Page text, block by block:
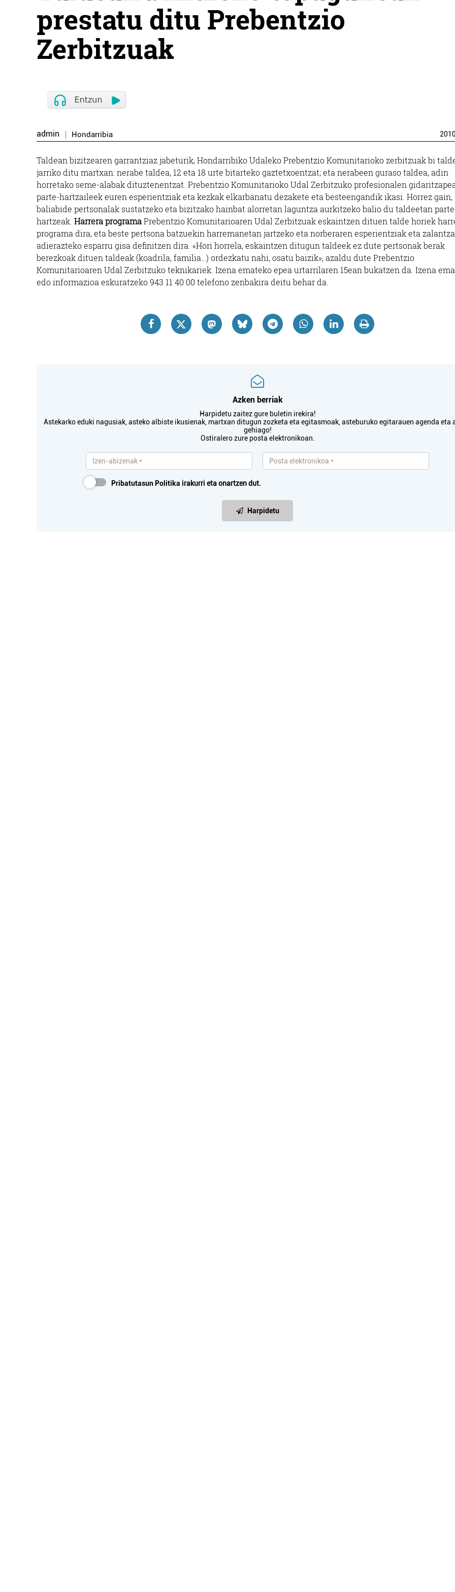
prestatu ditu Prebentzio
Zerbitzuak
admin Hondarribia
Taldean bizitzearen garrantziaz jabeturik, Hondarribiko Udaleko Prebentzio Komunitarioko zerbitzuak bi
jarriko ditu martxan: nerabe taldea, 12 eta 18 urte bitarteko gaztetxoentzat; eta nerabeen guraso taldea, adin
horretako seme-alabak dituztenentzat. Prebentzio Komunitarioko Udal Zerbitzuko profesionalen
parte-hartzaileek euren esperientziak eta kezkak elkarbanatu dezakete eta besteengandik ikasi. Horrez gain,
baliabide pertsonalak sustatzeko eta bizitzako hainbat alorretan laguntza aurkitzeko balio du taldeetan parte
hartzeak. Harrera programaPrebentzio Komunitarioaren Udal Zerbitzuak eskaintzen dituen talde horiek
programa dira, eta beste pertsona batzuekin harremanetan jartzeko eta norberaren esperientziak eta
adierazteko esparru gisa definitzen dira. «Hori horrela, eskaintzen ditugun taldeek ez dute pertsonak berak
berezkoak dituen taldeak (koadrila, familia…) ordezkatu nahi, osatu baizik», azaldu dute Prebentzio
Komunitarioaren Udal Zerbitzuko teknikariek. Izena emateko epea urtarrilaren 15ean bukatzen da. Izena
edo informazioa eskuratzeko 943 11 40 00 telefono zenbakira deitu behar da.
Azken berriak
Harpidetu zaitez gure buletin irekira!
Astekarko eduki nagusiak, asteko albiste ikusienak, martxan ditugun zozketa eta egitasmoak, asteburuko egitarauen agenda eta
gehiago!
Ostiralero zure posta elektronikoan.
Pribatutasun Politika irakurri eta onartzen dut.
Harpidetu